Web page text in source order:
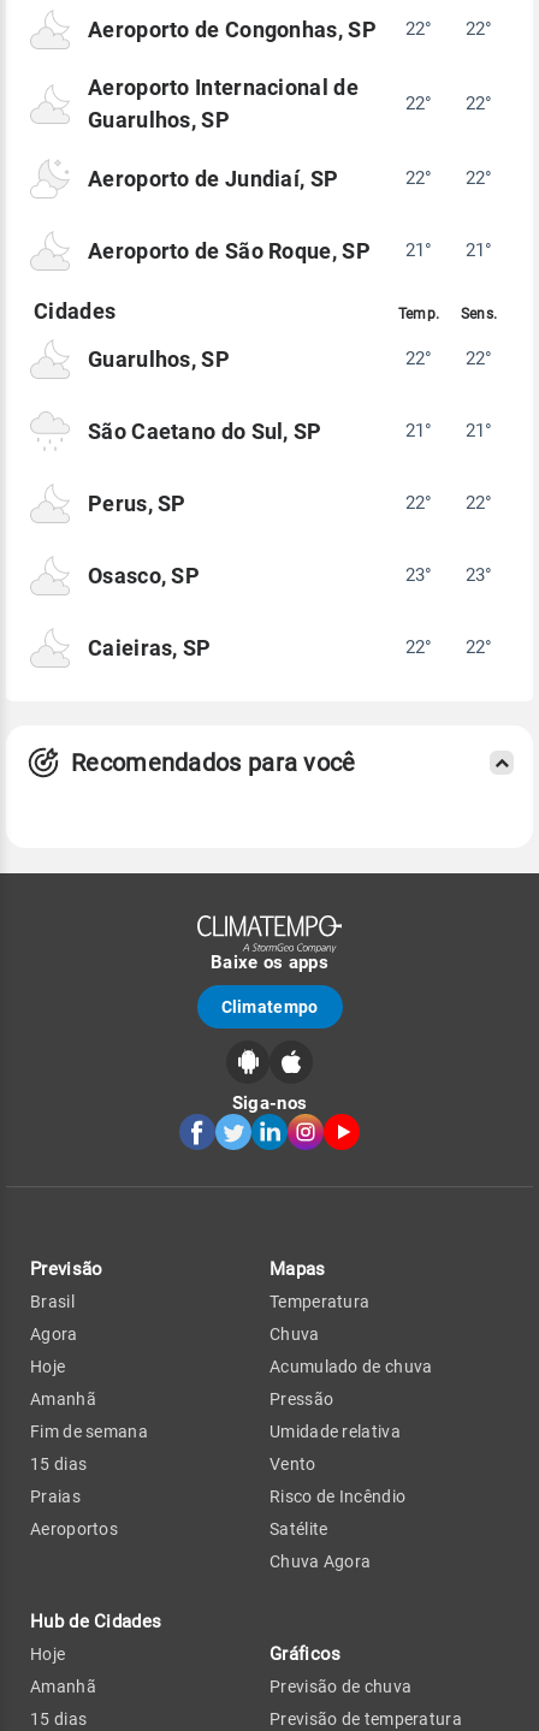
Aeroporto de Congonhas, SP 22° 22°
Aeroporto Internacional de
Guarulhos, SP
22° 22°
Aeroporto de Jundiaí, SP 22° 22°
Aeroporto de São Roque, SP 21° 21°
Guarulhos, SP 22° 22°
São Caetano do Sul, SP 21° 21°
Perus, SP 22° 22°
Osasco, SP 23° 23°
Caieiras, SP 22° 22°
Recomendados para você
Baixe os apps
Climatempo
Siga-nos
Previsão
Brasil
Agora
Hoje
Amanhã
Fim de semana
15 dias
Praias
Aeroportos
Hub de Cidades
Hoje
Amanhã
15 dias
Mapas
Temperatura
Chuva
Acumulado de chuva
Pressão
Umidade relativa
Vento
Risco de Incêndio
Satélite
Chuva Agora
Gráficos
Previsão de chuva
Previsão de temperatura